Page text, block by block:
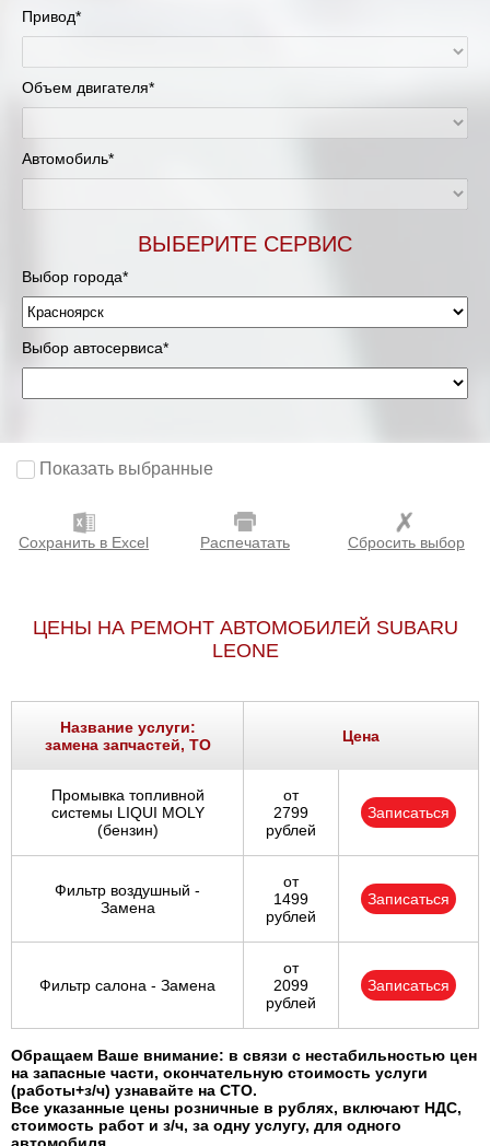
Привод*
Объем двигателя*
Автомобиль*
ВЫБЕРИТЕ СЕРВИС
Выбор города*
Выбор автосервиса*
Показать выбранные
Сохранить в Excel Распечатать Сбросить выбор
ЦЕНЫ НА РЕМОНТ АВТОМОБИЛЕЙ SUBARU
LEONE
Название услуги:
замена запчастей, ТО
Цена
Промывка топливной
системы LIQUI MOLY
(бензин)
от
2799
рублей
Записаться
Фильтр воздушный -
Замена
от
1499
рублей
Записаться
Фильтр салона - Замена
от
2099
рублей
Записаться
Обращаем Ваше внимание: в связи с нестабильностью цен
на запасные части, окончательную стоимость услуги
(работы+з/ч) узнавайте на СТО.
Все указанные цены розничные в рублях, включают НДС,
стоимость работ и з/ч, за одну услугу, для одного